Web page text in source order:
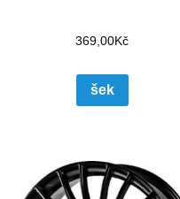
369,00Kč
šek